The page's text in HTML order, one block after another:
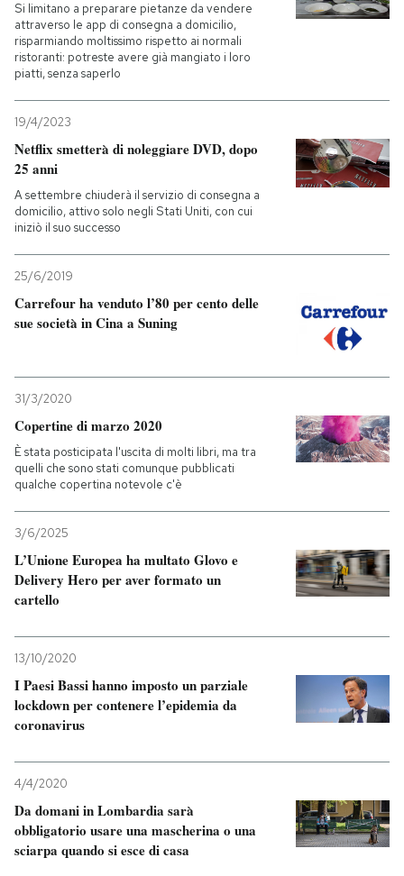
Si limitano a preparare pietanze da vendere
attraverso le app di consegna a domicilio,
risparmiando moltissimo rispetto ai normali
ristoranti: potreste avere già mangiato i loro
piatti, senza saperlo
19/4/2023
Netflix smetterà di noleggiare DVD, dopo
25 anni
A settembre chiuderà il servizio di consegna a
domicilio, attivo solo negli Stati Uniti, con cui
iniziò il suo successo
25/6/2019
Carrefour ha venduto l’80 per cento delle
sue società in Cina a Suning
31/3/2020
Copertine di marzo 2020
È stata posticipata l'uscita di molti libri, ma tra
quelli che sono stati comunque pubblicati
qualche copertina notevole c'è
3/6/2025
L’Unione Europea ha multato Glovo e
Delivery Hero per aver formato un
cartello
13/10/2020
I Paesi Bassi hanno imposto un parziale
lockdown per contenere l’epidemia da
coronavirus
4/4/2020
Da domani in Lombardia sarà
obbligatorio usare una mascherina o una
sciarpa quando si esce di casa